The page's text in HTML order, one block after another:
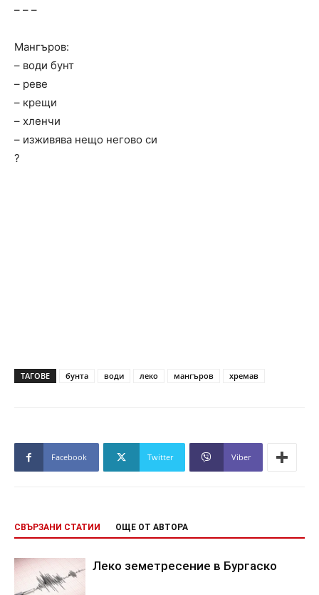
– – –
Мангъров:
– води бунт
– реве
– крещи
– хленчи
– изживява нещо негово си
?
ТАГОВЕ бунта води леко мангъров хремав
Facebook Twitter Viber
СВЪРЗАНИ СТАТИИ ОЩЕ ОТ АВТОРА
Леко земетресение в Бургаско